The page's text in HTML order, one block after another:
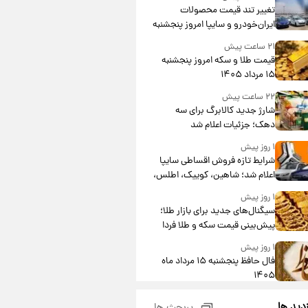
تغییر تند قیمت محصولات
ایران‌خودرو و سایپا امروز پنجشنبه
۱۵ مرداد ۱۴۰۵ +جدول
۲۱ ساعت پیش
قیمت طلا و سکه امروز پنجشنبه
۱۵ مرداد ۱۴۰۵
۲۲ ساعت پیش
شارژ جدید کالابرگ برای سه
دهک؛ جزئیات اعلام شد
۱ روز پیش
شرایط تازه فروش اقساطی سایپا
اعلام شد؛ شاهین، کوییک، اطلس،
سهند و ساینا با اقساط بلندمدت +
جدول۱ روز پیش
سیگنال‌های جدید برای بازار طلا؛
پیش‌بینی قیمت سکه و طلا فردا
۱ روز پیش
فال حافظ پنجشنبه ۱۵ مرداد ماه
۱۴۰۵